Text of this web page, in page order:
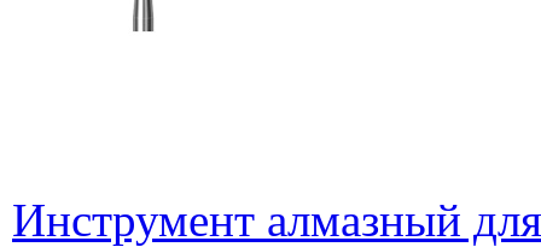
Инструмент алмазный